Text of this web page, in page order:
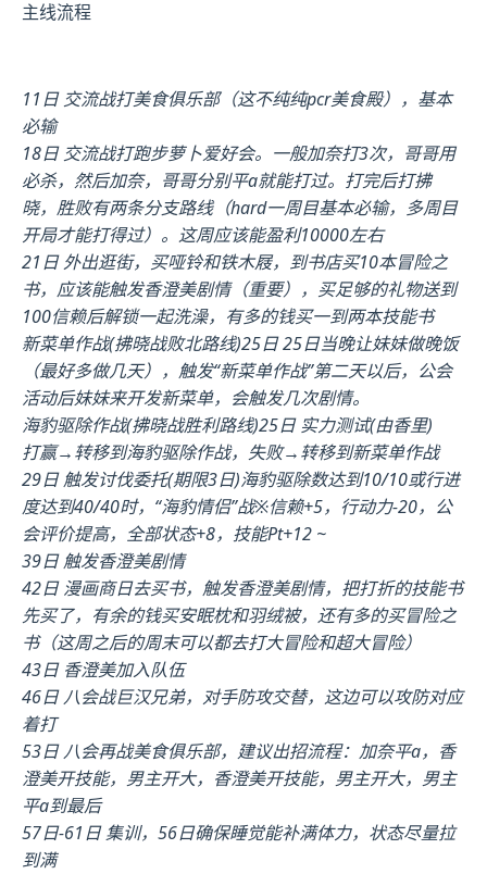
主线流程
11日 交流战打美食俱乐部（这不纯纯pcr美食殿），基本
必输
18日 交流战打跑步萝卜爱好会。一般加奈打3次，哥哥用
必杀，然后加奈，哥哥分别平a就能打过。打完后打拂
晓，胜败有两条分支路线（hard一周目基本必输，多周目
开局才能打得过）。这周应该能盈利10000左右
21日 外出逛街，买哑铃和铁木屐，到书店买10本冒险之
书，应该能触发香澄美剧情（重要），买足够的礼物送到
100信赖后解锁一起洗澡，有多的钱买一到两本技能书
新菜单作战(拂晓战败北路线)25日 25日当晚让妹妹做晚饭
（最好多做几天），触发“新菜单作战”第二天以后，公会
活动后妹妹来开发新菜单，会触发几次剧情。
海豹驱除作战(拂晓战胜利路线)25日 实力测试(由香里)
打赢→转移到海豹驱除作战，失败→转移到新菜单作战
29日 触发讨伐委托(期限3日)海豹驱除数达到10/10或行进
度达到40/40时，“海豹情侣”战※信赖+5，行动力-20，公
会评价提高，全部状态+8，技能Pt+12 ~
39日 触发香澄美剧情
42日 漫画商日去买书，触发香澄美剧情，把打折的技能书
先买了，有余的钱买安眠枕和羽绒被，还有多的买冒险之
书（这周之后的周末可以都去打大冒险和超大冒险）
43日 香澄美加入队伍
46日 八会战巨汉兄弟，对手防攻交替，这边可以攻防对应
着打
53日 八会再战美食俱乐部，建议出招流程：加奈平a，香
澄美开技能，男主开大，香澄美开技能，男主开大，男主
平a到最后
57日-61日 集训，56日确保睡觉能补满体力，状态尽量拉
到满